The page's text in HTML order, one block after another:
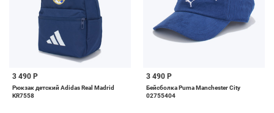
3 490 Р
Рюкзак детский Adidas Real Madrid
KR7558
3 490 Р
Бейсболка Puma Manchester City
02755404